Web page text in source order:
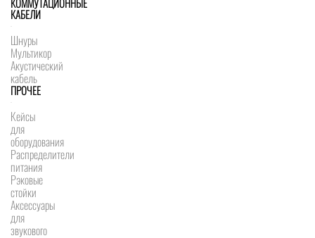
КАБЕЛИ
Шнуры
Мультикор
Акустический
кабель
ПРОЧЕЕ
Кейсы
для
оборудования
Распределители
питания
Рэковые
стойки
Аксессуары
для
звукового